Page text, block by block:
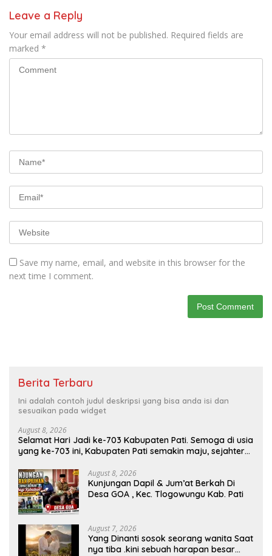
Leave a Reply
Your email address will not be published. Required fields are
marked *
Save my name, email, and website in this browser for the
next time I comment.
Berita Terbaru
Ini adalah contoh judul deskripsi yang bisa anda isi dan
sesuaikan pada widget
August 8, 2026
Selamat Hari Jadi ke-703 Kabupaten Pati. Semoga di usia
yang ke-703 ini, Kabupaten Pati semakin maju, sejahtera,
kesejahteraan bagi seluruh masyarakatnya. Semoga
sinergi dan kolaborasi yang telah terjalin semakin kuat
demi mewujudkan pembangunan yang berkelanjutan.
Dirgahayu Kabupaten Pati ke-703. Salam sedulur Pati
Selawase. Facebook
August 8, 2026
Kunjungan Dapil & Jum’at Berkah Di
Desa GOA , Kec. Tlogowungu Kab. Pati
August 7, 2026
Yang Dinanti sosok seorang wanita Saat
nya tiba .kini sebuah harapan besar